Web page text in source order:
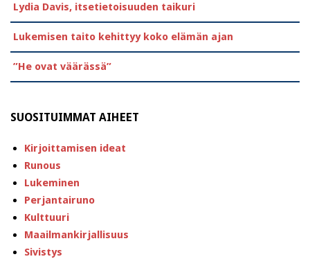
Lydia Davis, itsetietoisuuden taikuri
Lukemisen taito kehittyy koko elämän ajan
”He ovat väärässä”
SUOSITUIMMAT AIHEET
Kirjoittamisen ideat
Runous
Lukeminen
Perjantairuno
Kulttuuri
Maailmankirjallisuus
Sivistys